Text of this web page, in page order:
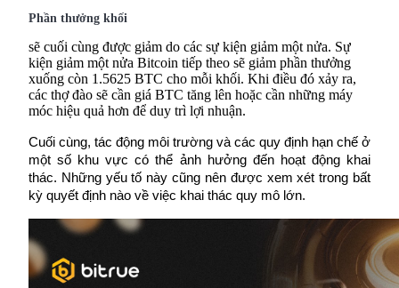
Bitrue
AI
Đối tác Bitrue
Phần thưởng khối
sẽ cuối cùng được giảm do các sự kiện giảm một nửa. Sự
kiện giảm một nửa Bitcoin tiếp theo sẽ giảm phần thưởng
xuống còn 1.5625 BTC cho mỗi khối. Khi điều đó xảy ra,
các thợ đào sẽ cần giá BTC tăng lên hoặc cần những máy
móc hiệu quả hơn để duy trì lợi nhuận.
Cuối cùng, tác động môi trường và các quy định hạn chế ở
một số khu vực có thể ảnh hưởng đến hoạt động khai
thác. Những yếu tố này cũng nên được xem xét trong bất
kỳ quyết định nào về việc khai thác quy mô lớn.